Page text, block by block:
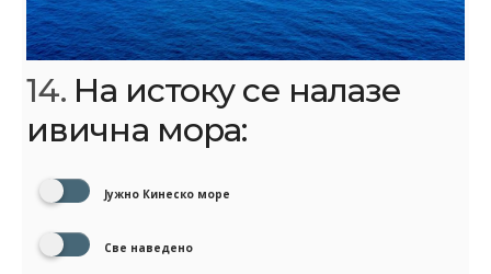
14. На истоку се налазе
ивична мора:
Јужно Кинеско море
Све наведено